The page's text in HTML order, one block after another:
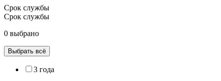
Срок службы
Срок службы
0 выбрано
Выбрать всё
3 года